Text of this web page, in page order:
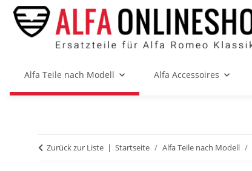
Alfa Teile nach Modell Alfa Accessoires
Zurück zur Liste Startseite Alfa Teile nach Modell